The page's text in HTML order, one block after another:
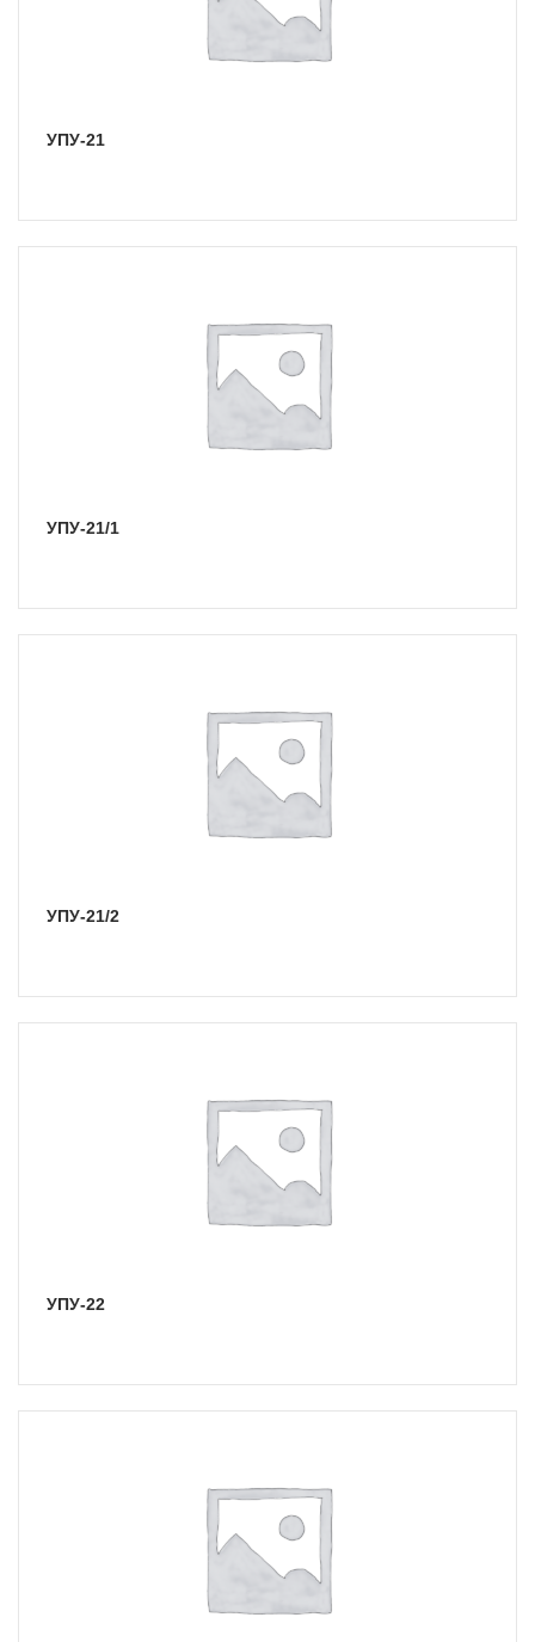
УПУ-21
УПУ-21/1
УПУ-21/2
УПУ-22